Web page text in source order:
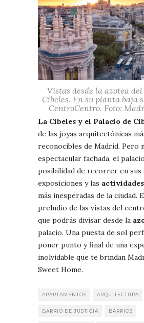
Vistas desde la azotea
Cibeles. En su planta baja
CentroCentro. Foto:
La Cibeles y el Palacio de
de las joyas arquitectónicas
reconocibles de Madrid. Pero
espectacular fachada, el
posibilidad de recorrer en sus
exposiciones y las
más inesperadas de la ciudad.
preludio de las vistas del
que podrás divisar desde la
palacio. Una puesta de sol
poner punto y final de una
inolvidable que te brindan
Sweet Home.
APARTAMENTOS ARQUITECTURA
BARRIO DE JUSTICIA BARRIOS